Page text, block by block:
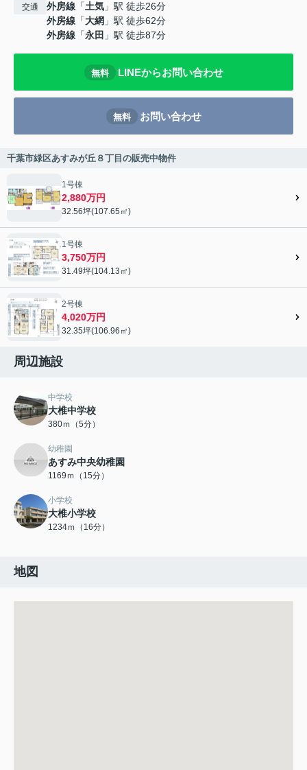
交通 外房線 「土気 」駅 徒歩26分
外房線 「大網 」駅 徒歩62分
外房線 「永田 」駅 徒歩87分
無料 LINEからお問い合わせ
無料 お問い合わせ
千葉市緑区あすみが丘８丁目の販売中物件
1号棟
2,880万円
32.56坪(107.65㎡)
1号棟
3,750万円
31.49坪(104.13㎡)
2号棟
4,020万円
32.35坪(106.96㎡)
周辺施設
中学校
大椎中学校
380ｍ（5分）
幼稚園
あすみ中央幼稚園
1169ｍ（15分）
小学校
大椎小学校
1234ｍ（16分）
地図